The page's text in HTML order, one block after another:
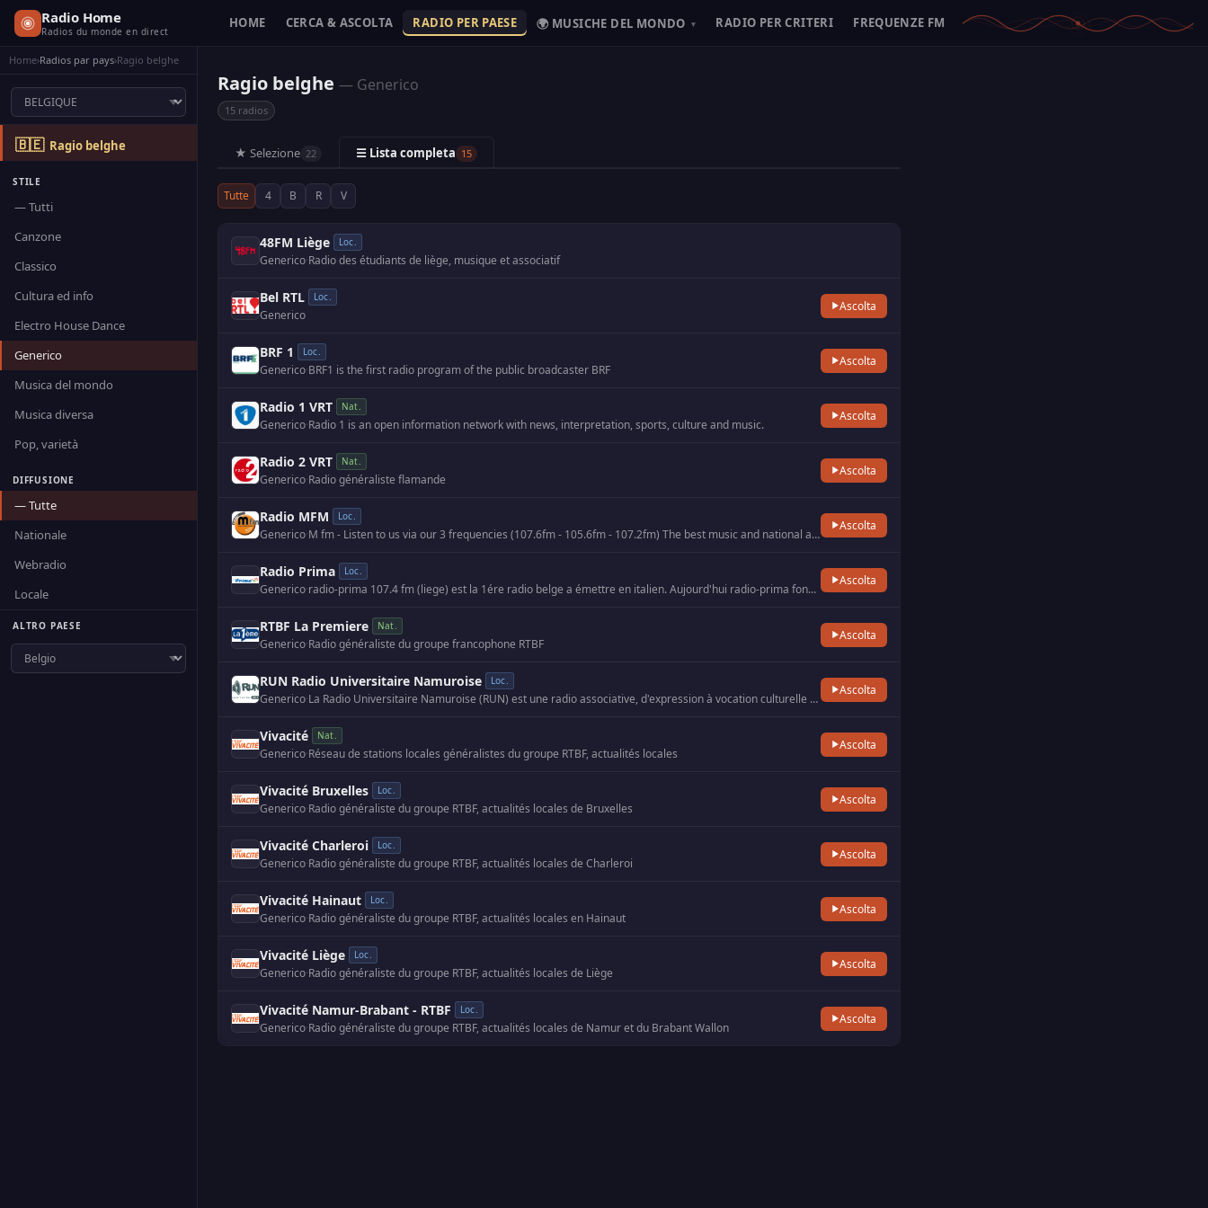
Radio Home
Radios du monde en direct
HOME CERCA & ASCOLTA RADIO PER PAESE 🌍 MUSICHE DEL MONDO ▾ RADIO PER CRITERI FREQUENZE FM
Home›Radios par pays›Ragio belghe
🇧🇪 Ragio belghe
STILE
— Tutti
Canzone
Classico
Cultura ed info
Electro House Dance
Generico
Musica del mondo
Musica diversa
Pop, varietà
DIFFUSIONE
— Tutte
Nationale
Webradio
Locale
ALTRO PAESE
Ragio belghe — Generico
15 radios
★ Selezione 22 ☰ Lista completa 15
Tutte 4 B R V
48FM Liège Loc.
Generico·Radio des étudiants de liège, musique et associatif
Bel RTL Loc.
Generico
Ascolta
BRF 1 Loc.
Generico·BRF1 is the first radio program of the public broadcaster BRF
Ascolta
Radio 1 VRT Nat.
Generico·Radio 1 is an open information network with news, interpretation, sports, culture and music.
Ascolta
Radio 2 VRT Nat.
Generico·Radio généraliste flamande
Ascolta
Radio MFM Loc.
Generico· M fm - Listen to us via our 3 frequencies (107.6fm - 105.6fm - 107.2fm) The best music and national and regional news…
Ascolta
Radio Prima Loc.
Generico· radio-prima 107.4 fm (liege) est la 1ére radio belge a émettre en italien. Aujourd'hui radio-prima fonctionne avec …
Ascolta
RTBF La Premiere Nat.
Generico·Radio généraliste du groupe francophone RTBF
Ascolta
RUN Radio Universitaire Namuroise Loc.
Generico· La Radio Universitaire Namuroise (RUN) est une radio associative, d'expression à vocation culturelle et d'éducation…
Ascolta
Vivacité Nat.
Generico·Réseau de stations locales généralistes du groupe RTBF, actualités locales
Ascolta
Vivacité Bruxelles Loc.
Generico·Radio généraliste du groupe RTBF, actualités locales de Bruxelles
Ascolta
Vivacité Charleroi Loc.
Generico·Radio généraliste du groupe RTBF, actualités locales de Charleroi
Ascolta
Vivacité Hainaut Loc.
Generico·Radio généraliste du groupe RTBF, actualités locales en Hainaut
Ascolta
Vivacité Liège Loc.
Generico·Radio généraliste du groupe RTBF, actualités locales de Liège
Ascolta
Vivacité Namur-Brabant - RTBF Loc.
Generico·Radio généraliste du groupe RTBF, actualités locales de Namur et du Brabant Wallon
Ascolta